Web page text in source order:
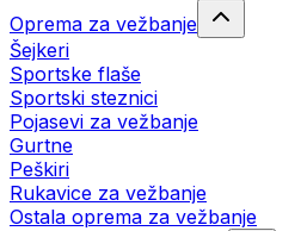
Oprema za vežbanje
Šejkeri
Sportske flaše
Sportski steznici
Pojasevi za vežbanje
Gurtne
Peškiri
Rukavice za vežbanje
Ostala oprema za vežbanje